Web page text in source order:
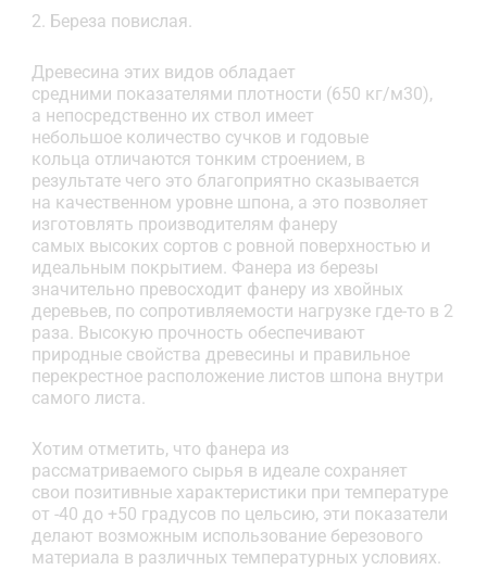
2. Береза повислая.
Древесина этих видов обладает
средними показателями плотности (650 кг/м30),
а непосредственно их ствол имеет
небольшое количество сучков и годовые
кольца отличаются тонким строением, в
результате чего это благоприятно сказывается
на качественном уровне шпона, а это позволяет
изготовлять производителям фанеру
самых высоких сортов с ровной поверхностью и
идеальным покрытием. Фанера из березы
значительно превосходит фанеру из хвойных
деревьев, по сопротивляемости нагрузке где-то в 2
раза. Высокую прочность обеспечивают
природные свойства древесины и правильное
перекрестное расположение листов шпона внутри
самого листа.
Хотим отметить, что фанера из
рассматриваемого сырья в идеале сохраняет
свои позитивные характеристики при температуре
от -40 до +50 градусов по цельсию, эти показатели
делают возможным использование березового
материала в различных температурных условиях.